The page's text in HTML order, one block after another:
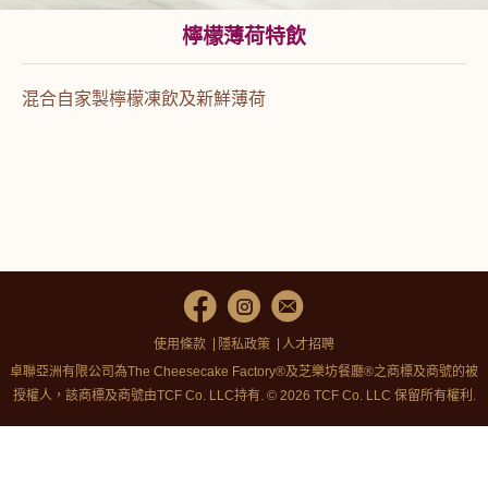
檸檬薄荷特飲
混合自家製檸檬凍飲及新鮮薄荷
使用條款 隱私政策
人才招聘
卓聯亞洲有限公司為The Cheesecake Factory®及芝樂坊餐廳®之商標及商號的被
授權人，該商標及商號由TCF Co. LLC持有. © 2026 TCF Co. LLC 保留所有權利.